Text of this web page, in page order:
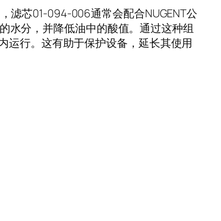
芯01-094-006通常会配合NUGENT公
水分，并降低油中的酸值。通过这种组
运行。这有助于保护设备，延长其使用